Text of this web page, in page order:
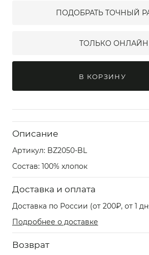
ПОДОБРАТЬ ТОЧНЫЙ
ТОЛЬКО ОНЛАЙН
В КОРЗИНУ
Описание
Артикул: BZ2050-BL
Состав: 100% хлопок
Доставка и оплата
Доставка по России (от 200₽, от 1
Подробнее о доставке
Возврат